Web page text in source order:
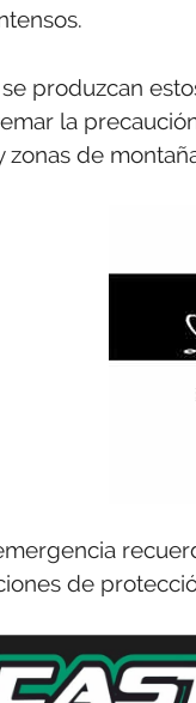
produzcan
la
zonas de
de